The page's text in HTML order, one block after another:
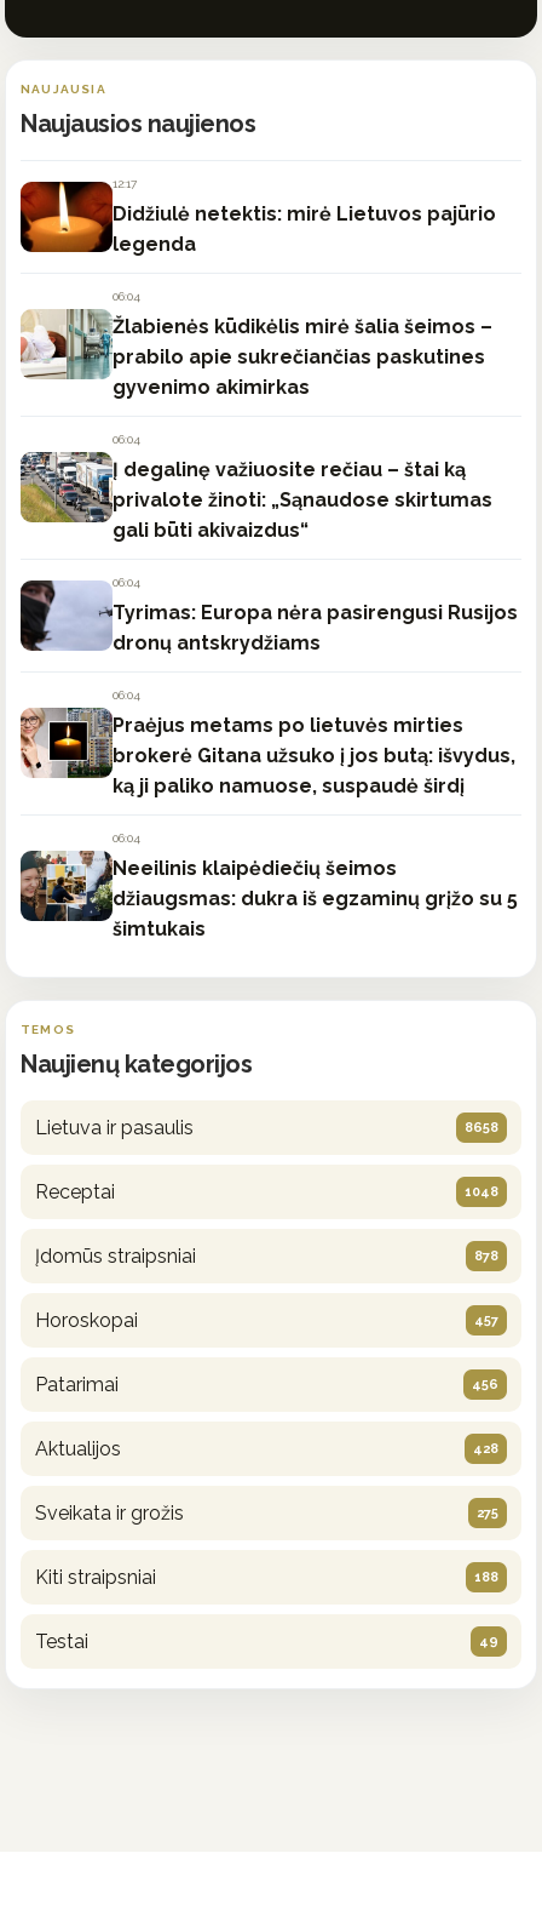
NAUJAUSIA
Naujausios naujienos
12:17
Didžiulė netektis: mirė Lietuvos pajūrio
legenda
06:04
Žlabienės kūdikėlis mirė šalia šeimos –
prabilo apie sukrečiančias paskutines
gyvenimo akimirkas
06:04
Į degalinę važiuosite rečiau – štai ką
privalote žinoti: „Sąnaudose skirtumas
gali būti akivaizdus“
06:04
Tyrimas: Europa nėra pasirengusi Rusijos
dronų antskrydžiams
06:04
Praėjus metams po lietuvės mirties
brokerė Gitana užsuko į jos butą: išvydus,
ką ji paliko namuose, suspaudė širdį
06:04
Neeilinis klaipėdiečių šeimos
džiaugsmas: dukra iš egzaminų grįžo su 5
šimtukais
TEMOS
Naujienų kategorijos
Lietuva ir pasaulis 8658
Receptai 1048
Įdomūs straipsniai 878
Horoskopai 457
Patarimai 456
Aktualijos 428
Sveikata ir grožis 275
Kiti straipsniai 188
Testai 49